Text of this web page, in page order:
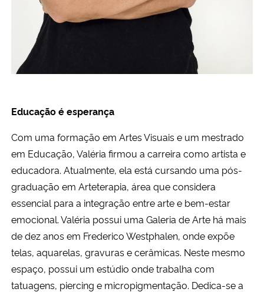
Educação é esperança
Com uma formação em Artes Visuais e um mestrado
em Educação, Valéria firmou a carreira como artista e
educadora. Atualmente, ela está cursando uma pós-
graduação em Arteterapia, área que considera
essencial para a integração entre arte e bem-estar
emocional. Valéria possui uma Galeria de Arte há mais
de dez anos em Frederico Westphalen, onde expõe
telas, aquarelas, gravuras e cerâmicas. Neste mesmo
espaço, possui um estúdio onde trabalha com
tatuagens, piercing e micropigmentação. Dedica-se a